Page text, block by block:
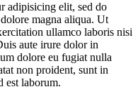
adipisicing elit, sed do
magna aliqua. Ut
ullamco laboris nisi
aute irure dolor in
dolore eu fugiat nulla
non proident, sunt in
est laborum.